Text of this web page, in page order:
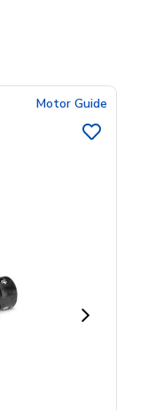
Motor Guide